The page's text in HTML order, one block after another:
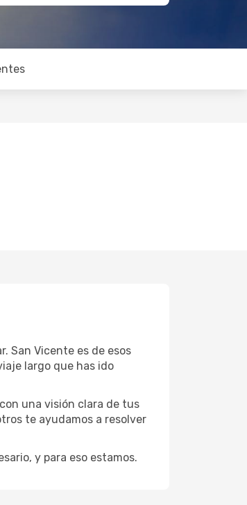
San Vicente es de esos
largo que has ido
con una visión clara de tus
te ayudamos a resolver
y para eso estamos.